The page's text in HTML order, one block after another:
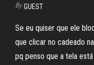
By GUEST
Se eu quiser que ele
que clicar no cadeado
pq penso que a tela